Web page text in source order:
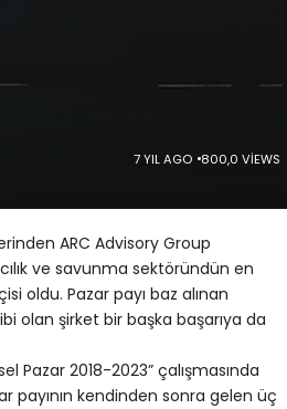
7 YIL AGO 800,0 VIEWS
ARC Advisory Group
ve savunma sektöründün en
oldu. Pazar payı baz alınan
olan şirket bir başka başarıya da
Pazar 2018-2023” çalışmasında
payının kendinden sonra gelen üç